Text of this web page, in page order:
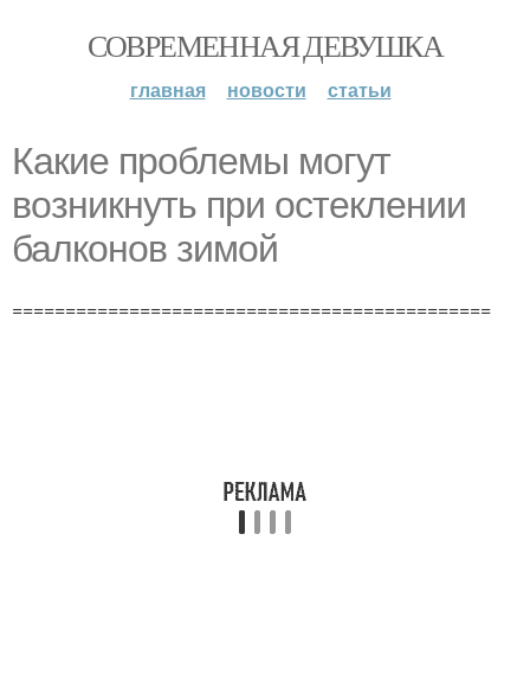
СОВРЕМЕННАЯ ДЕВУШКА
главная новости статьи
Какие проблемы могут
возникнуть при остеклении
балконов зимой
=============================================